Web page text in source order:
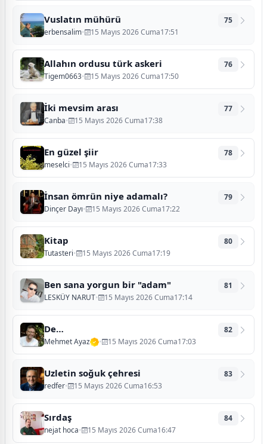
Vuslatın mühürü
erbensalim• 15 Mayıs 2026 Cuma17:51
75
Allahın ordusu türk askeri
Tigem0663• 15 Mayıs 2026 Cuma17:50
76
İki mevsim arası
Canba• 15 Mayıs 2026 Cuma17:38
77
En güzel şiir
meselci• 15 Mayıs 2026 Cuma17:33
78
İnsan ömrün niye adamalı?
Dinçer Dayı• 15 Mayıs 2026 Cuma17:22
79
Kitap
Tutasteri• 15 Mayıs 2026 Cuma17:19
80
Ben sana yorgun bir "adam"
LESKÜY NARUT• 15 Mayıs 2026 Cuma17:14
81
De…
Mehmet Ayaz • 15 Mayıs 2026 Cuma17:03
82
Uzletin soğuk çehresi
redfer• 15 Mayıs 2026 Cuma16:53
83
Sırdaş
nejat hoca• 15 Mayıs 2026 Cuma16:47
84